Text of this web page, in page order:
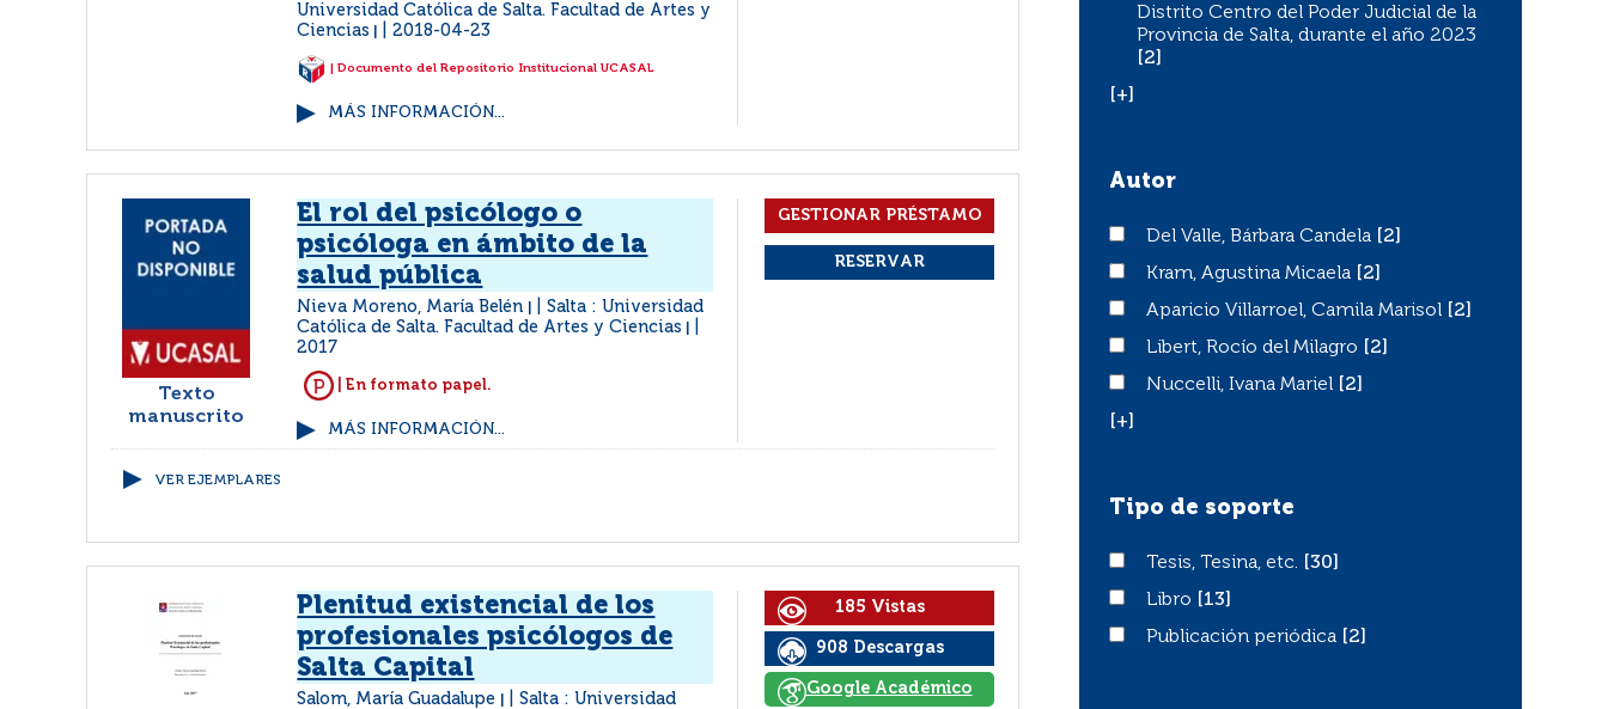
Universidad Católica de Salta. Facultad de Artes y
Ciencias
2018-04-23
| Documento del Repositorio Institucional UCASAL
MÁS INFORMACIÓN...
Texto
manuscrito
El rol del psicólogo o
psicóloga en ámbito de la
salud pública
Nieva Moreno, María Belén
Salta : Universidad
Católica de Salta. Facultad de Artes y Ciencias
2017
| En formato papel.
MÁS INFORMACIÓN...
VER EJEMPLARES
Plenitud existencial de los
profesionales psicólogos de
Salta Capital
Salom, María Guadalupe
Salta : Universidad
185 Vistas
908 Descargas
Google Académico
Distrito Centro del Poder Judicial de la
Provincia de Salta, durante el año 2023
[2]
[+]
Autor
Del Valle, Bárbara Candela
Del Valle, Bárbara Candela
[2]
Kram, Agustina Micaela
Kram, Agustina Micaela
[2]
Aparicio Villarroel, Camila Marisol
Aparicio Villarroel, Camila Marisol
[2]
Libert, Rocío del Milagro
Libert, Rocío del Milagro
[2]
Nuccelli, Ivana Mariel
Nuccelli, Ivana Mariel
[2]
[+]
Tipo de soporte
Tesis, Tesina, etc.
Tesis, Tesina, etc.
[30]
LibroLibro
[13]
Publicación periódica
Publicación periódica [2]